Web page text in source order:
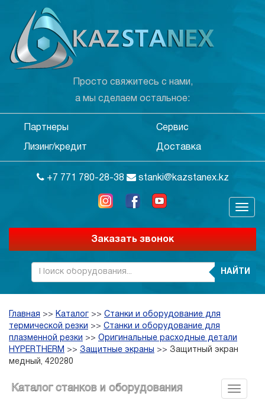
Просто свяжитесь с нами,
а мы сделаем остальное:
Партнеры Сервис
Лизинг/кредит Доставка
+7 771 780-28-38 stanki@kazstanex.kz
Заказать звонок
НАЙТИ
Главная >> Каталог >> Станки и оборудование для
термической резки >> Станки и оборудование для
плазменной резки >> Оригинальные расходные детали
HYPERTHERM >> Защитные экраны >> Защитный экран
медный, 420280
Каталог станков и оборудования